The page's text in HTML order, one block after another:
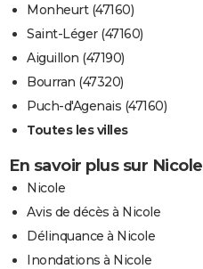
Monheurt (47160)
Saint-Léger (47160)
Aiguillon (47190)
Bourran (47320)
Puch-d'Agenais (47160)
Toutes les villes
En savoir plus sur Nicole
Nicole
Avis de décès à Nicole
Délinquance à Nicole
Inondations à Nicole